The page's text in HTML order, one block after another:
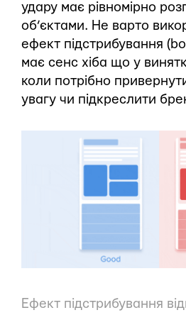
удару має рівномірно
об’єктами. Не варто
ефект підстрибування
має сенс хіба що у
коли потрібно
увагу чи підкреслити
Ефект підстрибування